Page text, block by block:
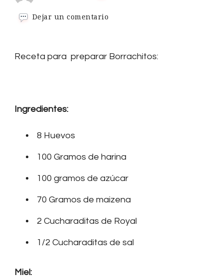
Dejar un comentario
Receta para preparar Borrachitos:
Ingredientes:
8 Huevos
100 Gramos de harina
100 gramos de azúcar
70 Gramos de maizena
2 Cucharaditas de Royal
1/2 Cucharaditas de sal
Miel: